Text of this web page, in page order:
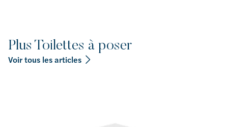
Plus Toilettes à poser
Voir tous les articles